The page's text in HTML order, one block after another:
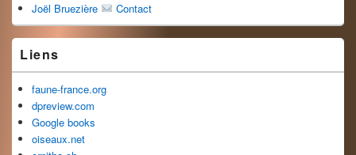
Joël Bruezière
Contact
Liens
faune-france.org
dpreview.com
Google books
oiseaux.net